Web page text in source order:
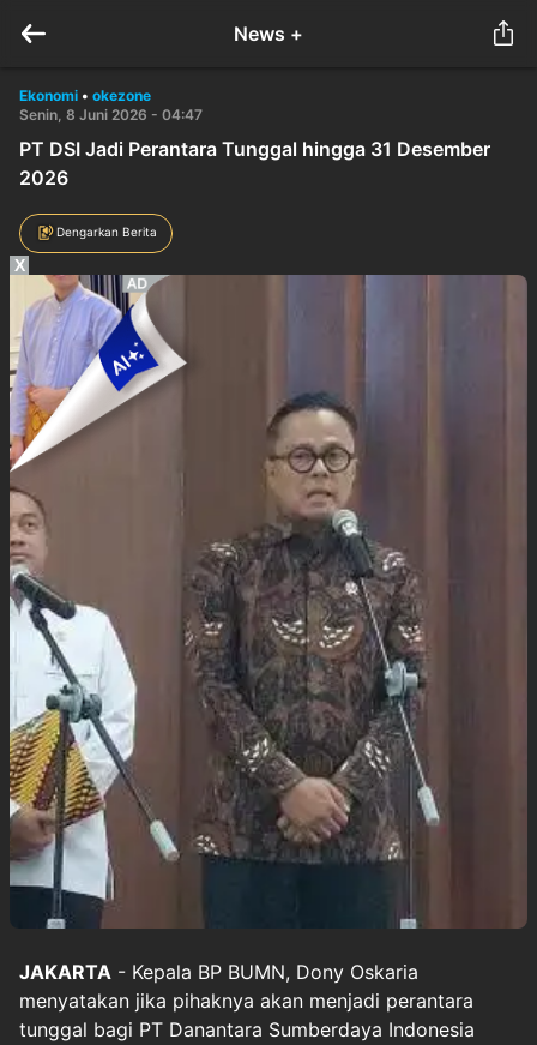
News +
Ekonomi • okezone
Senin, 8 Juni 2026 - 04:47
PT DSI Jadi Perantara Tunggal hingga 31 Desember
2026
Dengarkan Berita
JAKARTA - Kepala BP BUMN, Dony Oskaria
menyatakan jika pihaknya akan menjadi perantara
tunggal bagi PT Danantara Sumberdaya Indonesia
X